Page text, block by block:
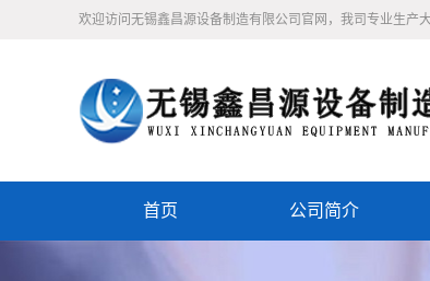
欢迎访问无锡鑫昌源设备制造有限公司官网，我司专业生产
首页 公司简介